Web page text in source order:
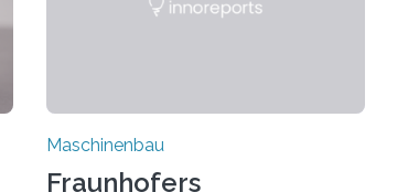
Maschinenbau
Fraunhofers